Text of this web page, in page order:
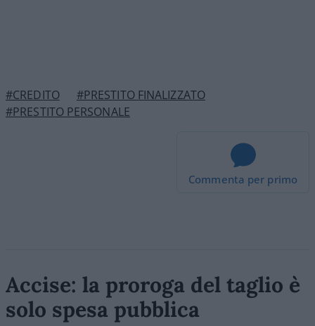
#CREDITO
#PRESTITO FINALIZZATO
#PRESTITO PERSONALE
Commenta per primo
Accise: la proroga del taglio è
solo spesa pubblica